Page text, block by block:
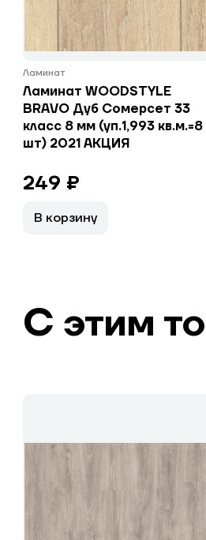
Ламинат
Ламинат WOODSTYLE
BRAVO Дуб Сомерсет 33
класс 8 мм (уп.1,993 кв.м.=8
шт) 2021 АКЦИЯ
249 ₽
В корзину
С этим